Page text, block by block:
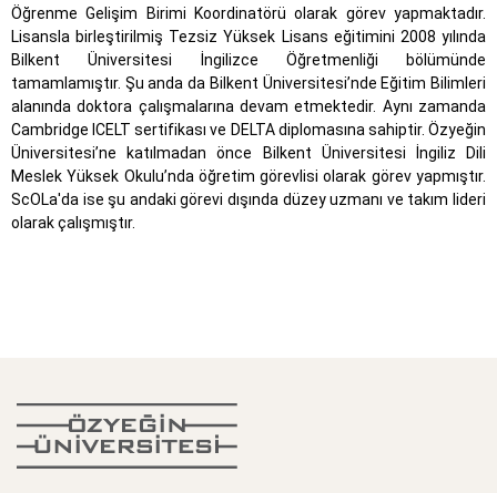
Öğrenme Gelişim Birimi Koordinatörü olarak görev yapmaktadır.
Lisansla birleştirilmiş Tezsiz Yüksek Lisans eğitimini 2008 yılında
Bilkent Üniversitesi İngilizce Öğretmenliği bölümünde
tamamlamıştır. Şu anda da Bilkent Üniversitesi’nde Eğitim Bilimleri
alanında doktora çalışmalarına devam etmektedir. Aynı zamanda
Cambridge ICELT sertifikası ve DELTA diplomasına sahiptir. Özyeğin
Üniversitesi’ne katılmadan önce Bilkent Üniversitesi İngiliz Dili
Meslek Yüksek Okulu’nda öğretim görevlisi olarak görev yapmıştır.
ScOLa'da ise şu andaki görevi dışında düzey uzmanı ve takım lideri
olarak çalışmıştır.